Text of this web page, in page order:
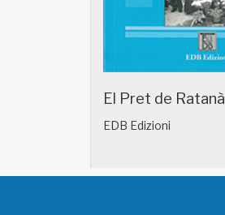
El Pret de Ratanà
EDB Edizioni